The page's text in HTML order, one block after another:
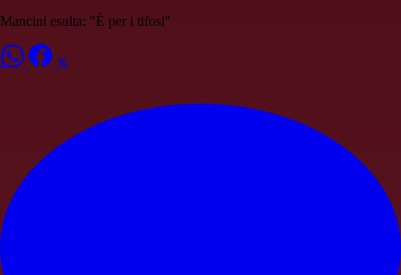
Mancini esulta: "È per i tifosi"